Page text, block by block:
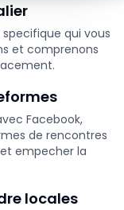
qui vous
et comprenons
Facebook,
de rencontres
empecher la
locales